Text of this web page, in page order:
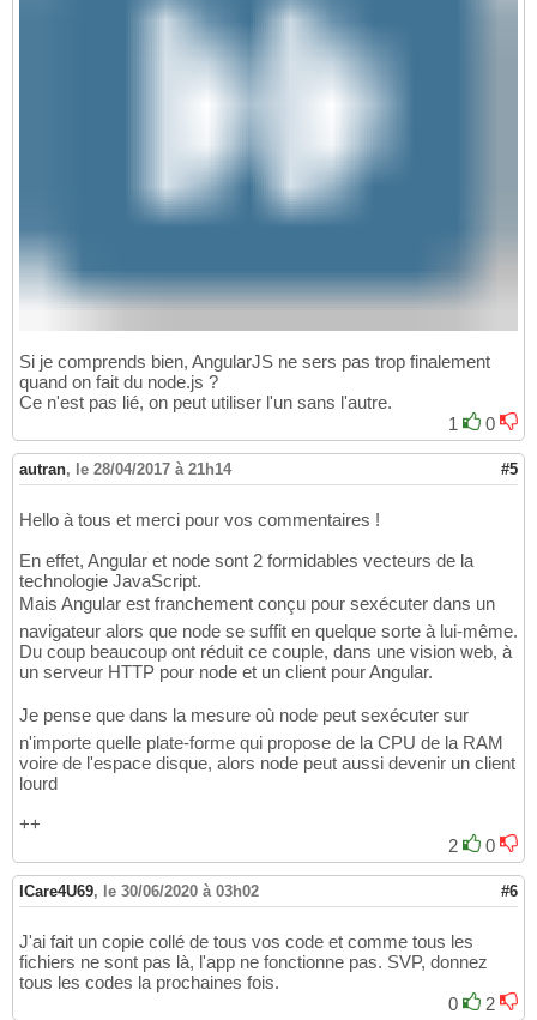
Si je comprends bien, AngularJS ne sers pas trop finalement
quand on fait du node.js ?
Ce n'est pas lié, on peut utiliser l'un sans l'autre.
1
0
autran, le 28/04/2017 à 21h14 #5
Hello à tous et merci pour vos commentaires !
En effet, Angular et node sont 2 formidables vecteurs de la
technologie JavaScript.
Mais Angular est franchement conçu pour sexécuter dans un
navigateur alors que node se suffit en quelque sorte à lui-même.
Du coup beaucoup ont réduit ce couple, dans une vision web, à
un serveur HTTP pour node et un client pour Angular.
Je pense que dans la mesure où node peut sexécuter sur
n'importe quelle plate-forme qui propose de la CPU de la RAM
voire de l'espace disque, alors node peut aussi devenir un client
lourd
++
2
0
ICare4U69, le 30/06/2020 à 03h02 #6
J'ai fait un copie collé de tous vos code et comme tous les
fichiers ne sont pas là, l'app ne fonctionne pas. SVP, donnez
tous les codes la prochaines fois.
0
2